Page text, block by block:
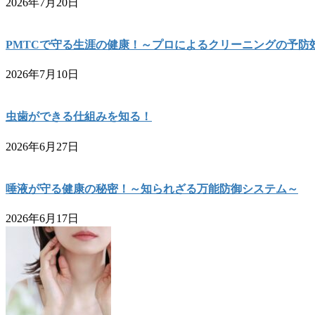
PMTCで守る生涯の健康！～プロによるクリーニングの予防
2026年7月10日
虫歯ができる仕組みを知る！
2026年6月27日
唾液が守る健康の秘密！～知られざる万能防御システム～
2026年6月17日